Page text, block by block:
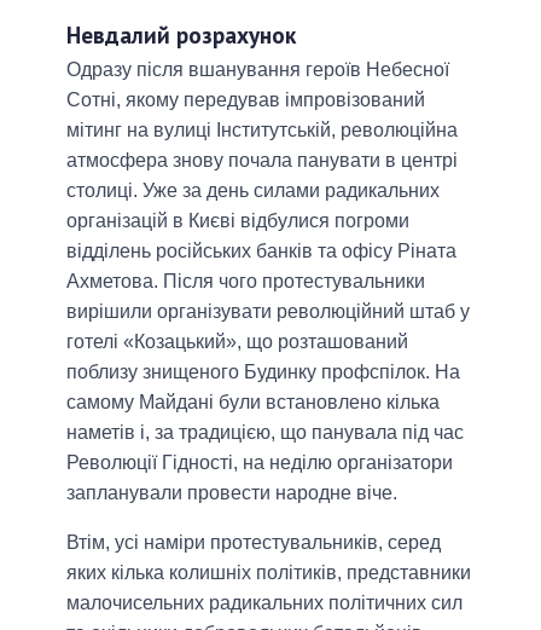
Невдалий розрахунок
Одразу після вшанування героїв Небесної
Сотні, якому передував імпровізований
мітинг на вулиці Інститутській, революційна
атмосфера знову почала панувати в центрі
столиці. Уже за день силами радикальних
організацій в Києві відбулися погроми
відділень російських банків та офісу Ріната
Ахметова. Після чого протестувальники
вирішили організувати революційний штаб у
готелі «Козацький», що розташований
поблизу знищеного Будинку профспілок. На
самому Майдані були встановлено кілька
наметів і, за традицією, що панувала під час
Революції Гідності, на неділю організатори
запланували провести народне віче.
Втім, усі наміри протестувальників, серед
яких кілька колишніх політиків, представники
малочисельних радикальних політичних сил